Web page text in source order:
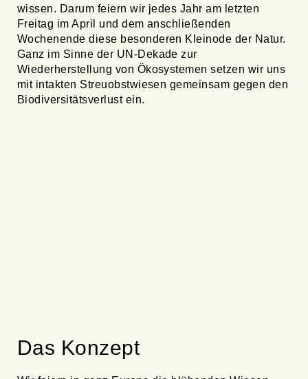
wissen. Darum feiern wir jedes Jahr am letzten
Freitag im April und dem anschließenden
Wochenende diese besonderen Kleinode der Natur.
Ganz im Sinne der UN-Dekade zur
Wiederherstellung von Ökosystemen setzen wir uns
mit intakten Streuobstwiesen gemeinsam gegen den
Biodiversitätsverlust ein.
Das Konzept